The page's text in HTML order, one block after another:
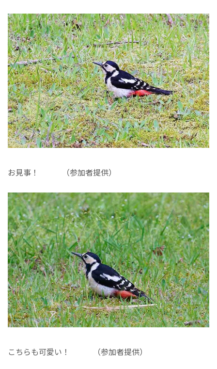
お見事！ （参加者提供）
こちらも可愛い！ （参加者提供）